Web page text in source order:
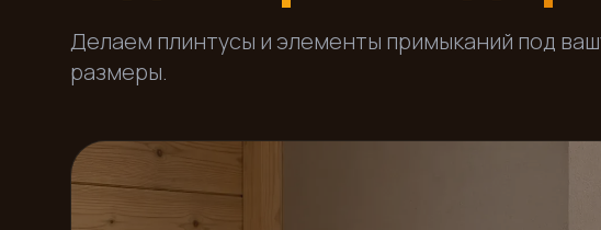
Делаем плинтусы и элементы примыканий под
размеры.